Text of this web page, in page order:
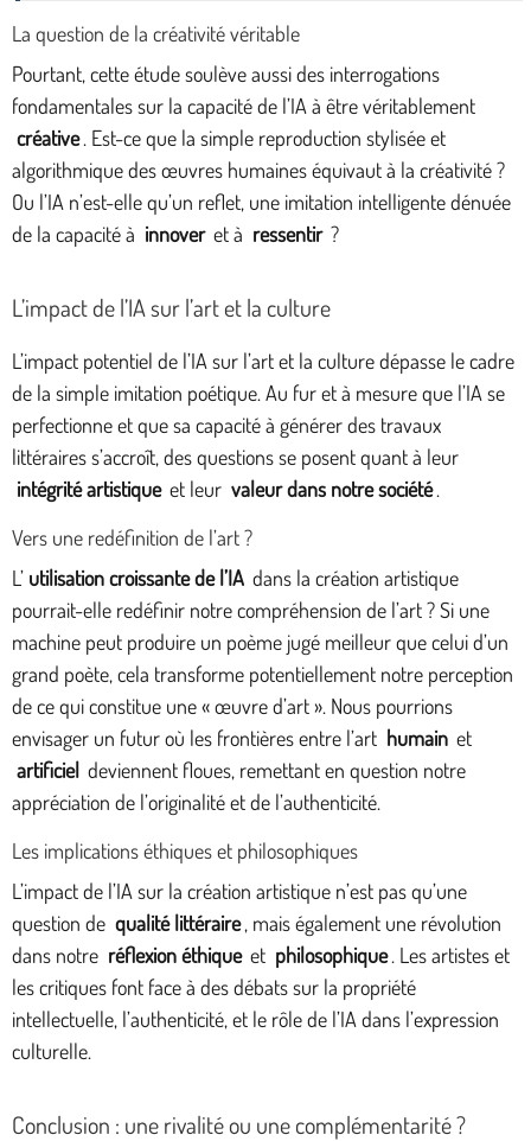
La question de la créativité véritable
Pourtant, cette étude soulève aussi des interrogations
fondamentales sur la capacité de l’IA à être véritablement
créative . Est-ce que la simple reproduction stylisée et
algorithmique des œuvres humaines équivaut à la créativité ?
Ou l’IA n’est-elle qu’un reflet, une imitation intelligente dénuée
de la capacité à innover et à ressentir ?
L’impact de l’IA sur l’art et la culture
L’impact potentiel de l’IA sur l’art et la culture dépasse le cadre
de la simple imitation poétique. Au fur et à mesure que l’IA se
perfectionne et que sa capacité à générer des travaux
littéraires s’accroît, des questions se posent quant à leur
intégrité artistique et leur valeur dans notre société.
Vers une redéfinition de l’art ?
L’ utilisation croissante de l’IA dans la création artistique
pourrait-elle redéfinir notre compréhension de l’art ? Si une
machine peut produire un poème jugé meilleur que celui d’un
grand poète, cela transforme potentiellement notre perception
de ce qui constitue une « œuvre d’art ». Nous pourrions
envisager un futur où les frontières entre l’art humain et
artificiel deviennent floues, remettant en question notre
appréciation de l’originalité et de l’authenticité.
Les implications éthiques et philosophiques
L’impact de l’IA sur la création artistique n’est pas qu’une
question de qualité littéraire , mais également une révolution
dans notre réflexion éthique et philosophique. Les artistes et
les critiques font face à des débats sur la propriété
intellectuelle, l’authenticité, et le rôle de l’IA dans l’expression
culturelle.
Conclusion : une rivalité ou une complémentarité ?